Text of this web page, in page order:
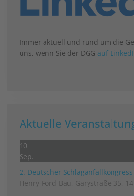
Immer aktuell und rund um die
uns, wenn Sie der DGG auf
Aktuelle
10
Sep.
2. Deutscher Schlag­anfall­kongress
Henry-Ford-Bau, Garystraße 35,